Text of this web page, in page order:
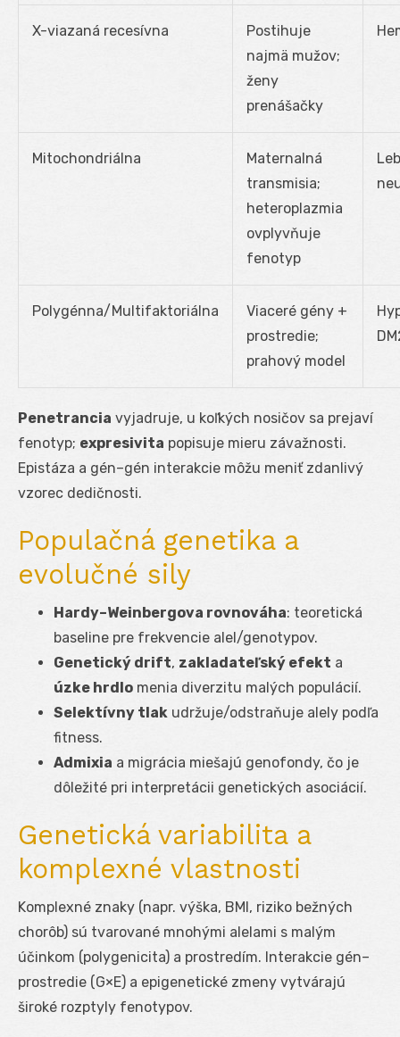
X-viazaná recesívna
Postihuje
najmä mužov;
ženy
prenášačky
Mitochondriálna
Maternalná
transmisia;
heteroplazmia
ovplyvňuje
fenotyp
Polygénna/Multifaktoriálna
Viaceré gény +
prostredie;
prahový model
Penetrancia vyjadruje, u koľkých nosičov sa prejaví
fenotyp; expresivita popisuje mieru závažnosti.
Epistáza a gén–gén interakcie môžu meniť zdanlivý
vzorec dedičnosti.
Populačná genetika a
evolučné sily
Hardy–Weinbergova rovnováha: teoretická
baseline pre frekvencie alel/genotypov.
Genetický drift, zakladateľský efekt a
úzke hrdlo menia diverzitu malých populácií.
Selektívny tlak udržuje/odstraňuje alely podľa
fitness.
Admixia a migrácia miešajú genofondy, čo je
dôležité pri interpretácii genetických asociácií.
Genetická variabilita a
komplexné vlastnosti
Komplexné znaky (napr. výška, BMI, riziko bežných
chorôb) sú tvarované mnohými alelami s malým
účinkom (polygenicita) a prostredím. Interakcie gén–
prostredie (G×E) a epigenetické zmeny vytvárajú
široké rozptyly fenotypov.